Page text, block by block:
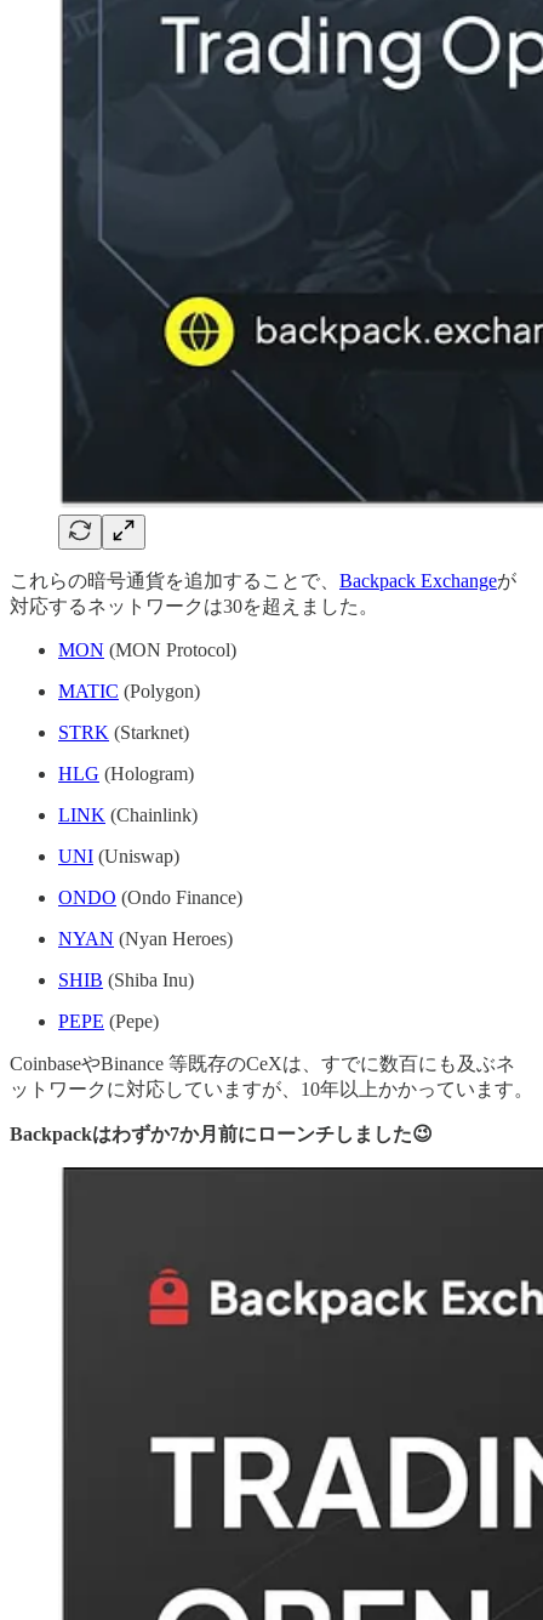
これらの暗号通貨を追加することで、 Backpack Exchangeが
対応するネットワークは30を超えました。
MON (MON Protocol)
MATIC (Polygon)
STRK (Starknet)
HLG (Hologram)
LINK (Chainlink)
UNI (Uniswap)
ONDO (Ondo Finance)
NYAN (Nyan Heroes)
SHIB (Shiba Inu)
PEPE (Pepe)
CoinbaseやBinance 等既存のCeXは、すでに数百にも及ぶネ
ットワークに対応していますが、10年以上かかっています。
Backpackはわずか7か月前にローンチしました😉